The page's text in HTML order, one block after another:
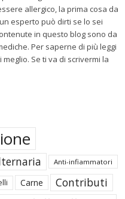
allergico, la prima cosa da
esperto può dirti se lo sei
in questo blog sono da
Per saperne di più leggi
Se ti va di scrivermi la
Anti-infiammatori
Carne Contributi